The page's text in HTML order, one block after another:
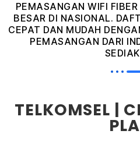
PEMASANGAN WIFI
BESAR DI NASIONAL.
CEPAT DAN MUDAH
PEMASANGAN DARI
TELKOMSEL |